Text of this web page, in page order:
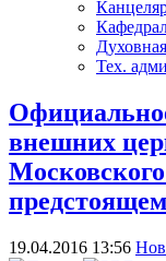
Тех.
внешних
19.04.2016 13:56